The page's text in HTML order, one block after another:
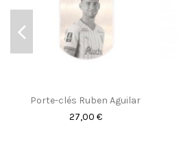
Porte-clés Ruben Aguilar
27,00 €